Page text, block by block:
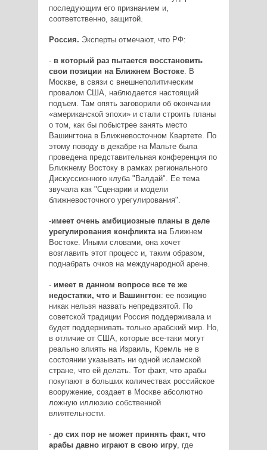
последующим его признанием и,
соответственно, защитой.
Россия. Экcперты отмечают, что РФ:
- в который раз пытается восстановить
свои позиции на Ближнем Востоке. В
Москве, в связи с внешнеполитическим
провалом США, наблюдается настоящий
подъем. Там опять заговорили об окончании
«американской эпохи» и стали строить планы
о том, как бы побыстрее занять место
Вашингтона в Ближневосточном Квартете. По
этому поводу в декабре на Мальте была
проведена представительная конференция по
Ближнему Востоку в рамках регионального
Дискуссионного клуба "Валдай". Ее тема
звучала как "Сценарии и модели
ближневосточного урегулирования".
-имеет очень амбициозные планы в деле
урегулирования конфликта наБлижнем
Востоке. Иными словами, она хочет
возглавить этот процесс и, таким образом,
поднабрать очков на международной арене.
- имеет в данном вопросе все те же
недостатки, что и Вашингтон: ее позицию
никак нельзя назвать непредвзятой. По
советской традиции Россия поддерживала и
будет поддерживать только арабский мир. Но,
в отличие от США, которые все-таки могут
реально влиять на Израиль, Кремль не в
состоянии указывать ни одной исламской
стране, что ей делать. Тот факт, что арабы
покупают в больших количествах российское
вооружение, создает в Москве абсолютно
ложную иллюзию собственной
влиятельности.
- до сих пор не может принять факт, что
арабы давно играют в свою игру, где